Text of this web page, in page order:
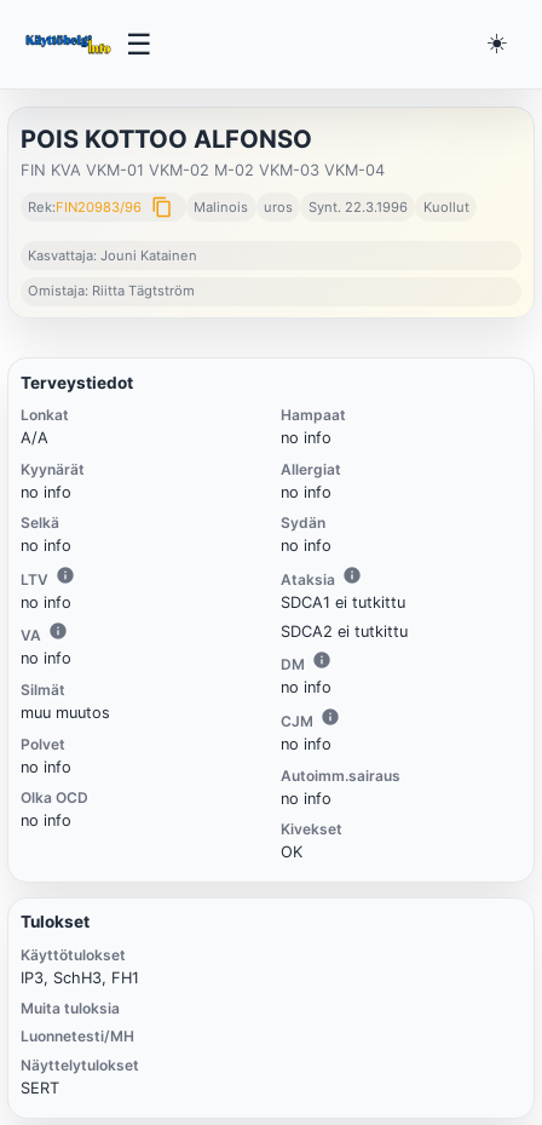
☰ ☀️
POIS KOTTOO ALFONSO
FIN KVA VKM-01 VKM-02 M-02 VKM-03 VKM-04
Rek:FIN20983/96 content_copy Malinois uros Synt. 22.3.1996 Kuollut
Kasvattaja: Jouni Katainen
Omistaja: Riitta Tägtström
Terveystiedot
Lonkat
A/A
Kyynärät
no info
Selkä
no info
LTV
no info
VA
no info
Silmät
muu muutos
Polvet
no info
Olka OCD
no info
Hampaat
no info
Allergiat
no info
Sydän
no info
Ataksia
SDCA1 ei tutkittu
SDCA2 ei tutkittu
DM
no info
CJM
no info
Autoimm.sairaus
no info
Kivekset
OK
Tulokset
Käyttötulokset
IP3, SchH3, FH1
Muita tuloksia
Luonnetesti/MH
Näyttelytulokset
SERT